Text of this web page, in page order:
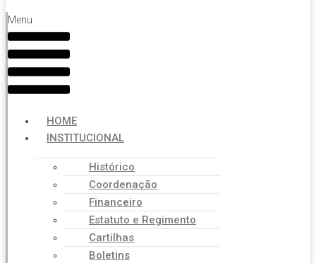
Menu
HOME
INSTITUCIONAL
Histórico
Coordenação
Financeiro
Estatuto e Regimento
Cartilhas
Boletins